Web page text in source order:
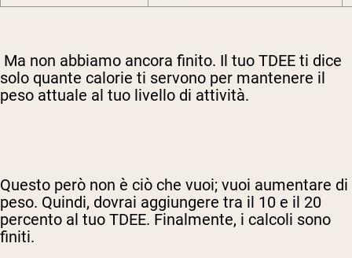
Ma non abbiamo ancora finito. Il tuo TDEE ti dice
solo quante calorie ti servono per mantenere il
peso attuale al tuo livello di attività.
Questo però non è ciò che vuoi; vuoi aumentare di
peso. Quindi, dovrai aggiungere tra il 10 e il 20
percento al tuo TDEE. Finalmente, i calcoli sono
finiti.